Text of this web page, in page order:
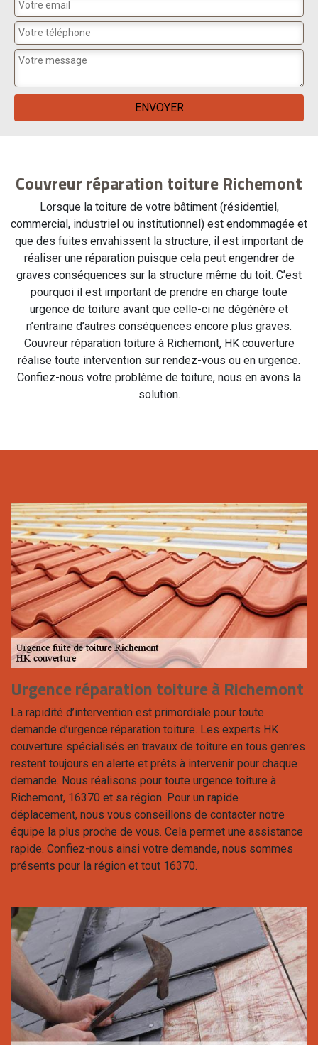
Couvreur réparation toiture Richemont
Lorsque la toiture de votre bâtiment (résidentiel,
commercial, industriel ou institutionnel) est endommagée et
que des fuites envahissent la structure, il est important de
réaliser une réparation puisque cela peut engendrer de
graves conséquences sur la structure même du toit. C’est
pourquoi il est important de prendre en charge toute
urgence de toiture avant que celle-ci ne dégénère et
n’entraine d’autres conséquences encore plus graves.
Couvreur réparation toiture à Richemont, HK couverture
réalise toute intervention sur rendez-vous ou en urgence.
Confiez-nous votre problème de toiture, nous en avons la
solution.
Urgence réparation toiture à Richemont
La rapidité d’intervention est primordiale pour toute
demande d’urgence réparation toiture. Les experts HK
couverture spécialisés en travaux de toiture en tous genres
restent toujours en alerte et prêts à intervenir pour chaque
demande. Nous réalisons pour toute urgence toiture à
Richemont, 16370 et sa région. Pour un rapide
déplacement, nous vous conseillons de contacter notre
équipe la plus proche de vous. Cela permet une assistance
rapide. Confiez-nous ainsi votre demande, nous sommes
présents pour la région et tout 16370.